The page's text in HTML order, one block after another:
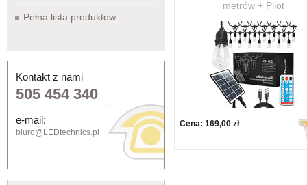
Pełna lista produktów
Kontakt z nami
505 454 340
e-mail:
biuro@LEDtechnics.pl
metrów + Pilot
Cena: 169,00 zł